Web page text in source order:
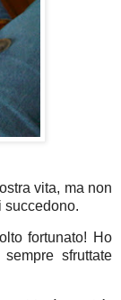
vita, ma non
succedono.
fortunato! Ho
sfruttate